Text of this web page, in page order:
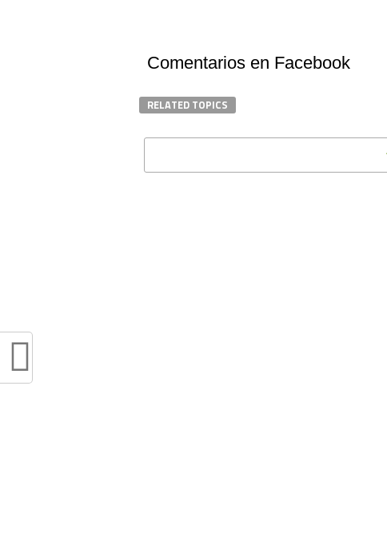
Comentarios en Facebook
RELATED TOPICS